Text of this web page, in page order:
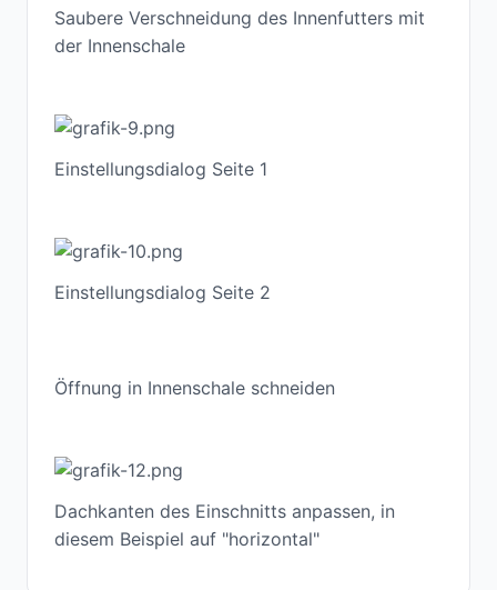
Saubere Verschneidung des Innenfutters mit
der Innenschale
Einstellungsdialog Seite 1
Einstellungsdialog Seite 2
Öffnung in Innenschale schneiden
Dachkanten des Einschnitts anpassen, in
diesem Beispiel auf "horizontal"